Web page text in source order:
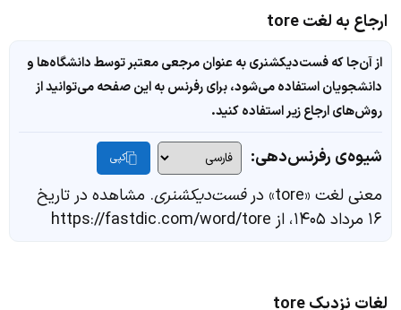
ارجاع به لغت tore
از آن‌جا که فست‌دیکشنری به عنوان مرجعی معتبر توسط دانشگاه‌ها و
دانشجویان استفاده می‌شود، برای رفرنس به این صفحه می‌توانید از
روش‌های ارجاع زیر استفاده کنید.
شیوه‌ی رفرنس‌دهی: کپی
معنی لغت «tore» در فست‌دیکشنری. مشاهده در تاریخ
۱۶ مرداد ۱۴۰۵، از https://fastdic.com/word/tore
لغات نزدیک tore